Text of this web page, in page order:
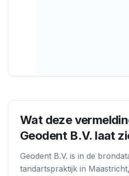
Wat deze
Geodent B.V. laat
Geodent B.V. is in de
tandartspraktijk in Maastricht